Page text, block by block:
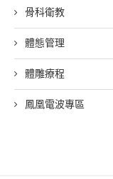
骨科衛教
體態管理
體雕療程
鳳凰電波專區